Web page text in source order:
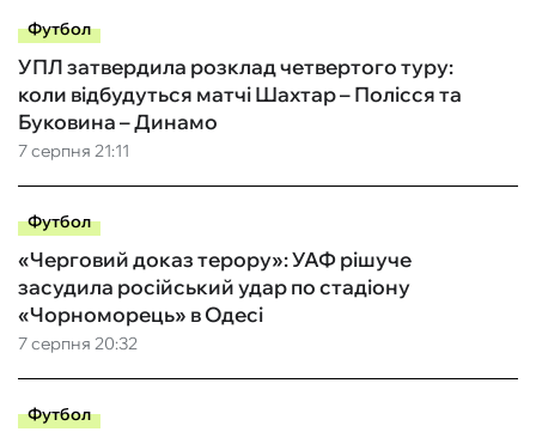
Футбол
7 серпня 21:11
УПЛ затвердила розклад четвертого туру:
коли відбудуться матчі Шахтар – Полісся та
Буковина – Динамо
Футбол
7 серпня 20:32
«Черговий доказ терору»: УАФ рішуче
засудила російський удар по стадіону
«Чорноморець» в Одесі
Футбол